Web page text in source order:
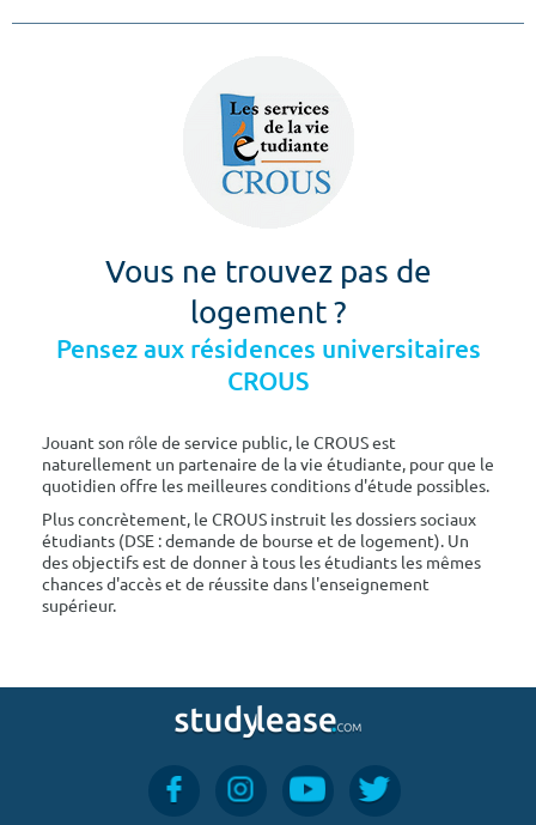
Vous ne trouvez pas de
logement ?
Pensez aux résidences universitaires
CROUS
Jouant son rôle de service public, le CROUS est
naturellement un partenaire de la vie étudiante, pour que le
quotidien offre les meilleures conditions d'étude possibles.
Plus concrètement, le CROUS instruit les dossiers sociaux
étudiants (DSE : demande de bourse et de logement). Un
des objectifs est de donner à tous les étudiants les mêmes
chances d'accès et de réussite dans l'enseignement
supérieur.